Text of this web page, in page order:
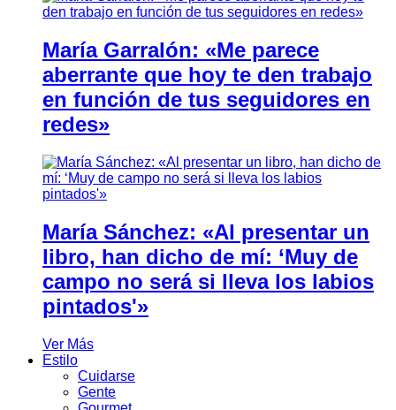
María Garralón: «Me parece
aberrante que hoy te den trabajo
en función de tus seguidores en
redes»
María Sánchez: «Al presentar un
libro, han dicho de mí: ‘Muy de
campo no será si lleva los labios
pintados'»
Ver Más
Estilo
Cuidarse
Gente